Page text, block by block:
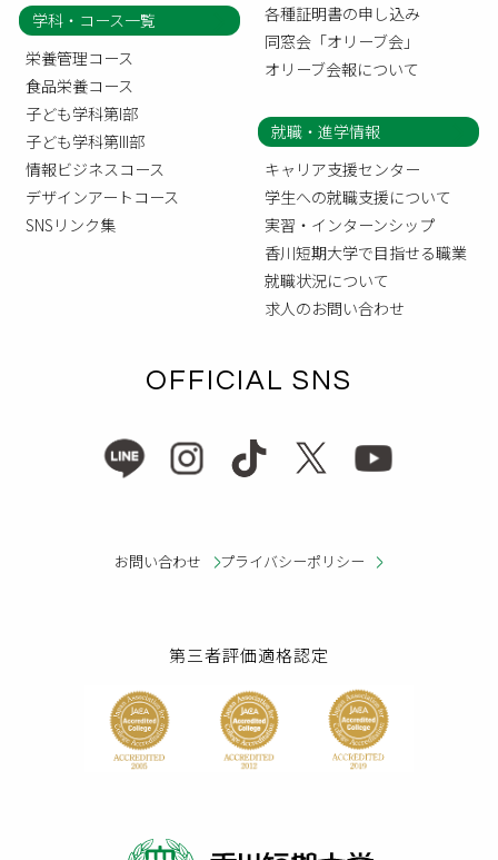
各種証明書の申し込み
同窓会「オリーブ会」
オリーブ会報について
学科・コース一覧
栄養管理コース
食品栄養コース
子ども学科第I部
子ども学科第III部
情報ビジネスコース
デザインアートコース
SNSリンク集
就職・進学情報
キャリア支援センター
学生への就職支援について
実習・インターンシップ
香川短期大学で目指せる職業
就職状況について
求人のお問い合わせ
OFFICIAL SNS
お問い合わせ プライバシーポリシー
第三者評価適格認定